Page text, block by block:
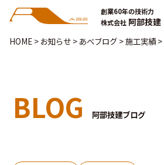
創業60年の技術力
株式会社 阿部技建
HOME> お知らせ> あべブログ>施工実績>
BLOG 阿部技建ブログ